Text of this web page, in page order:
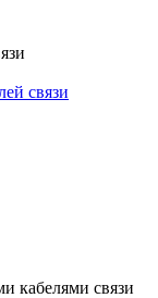
связи
кабелями связи